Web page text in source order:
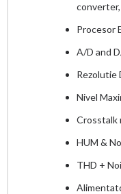
Procesor
A/D and
Rezolutie
Nivel
Crosstalk
HUM &
THD +